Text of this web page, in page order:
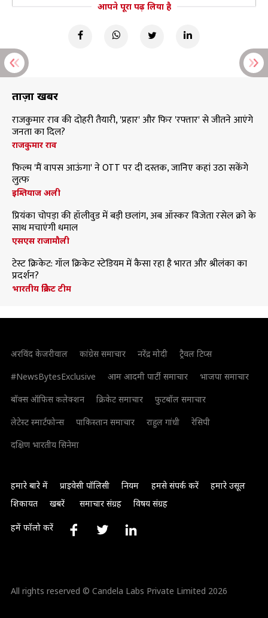
आपने पूरा पढ़ लिया है
ताज़ा खबरें
राजकुमार राव की दोहरी तैयारी, 'प्रहार' और फिर 'रफ्तार' से जीतने आएंगे
जनता का दिल?
राजकुमार राव
फिल्म 'मैं वापस आऊंगा' ने OTT पर दी दस्तक, जानिए कहां उठा सकेंगे
लुत्फ
इम्तियाज अली
प्रियंका चोपड़ा की हॉलीवुड में बड़ी छलांग, अब ऑस्कर विजेता रसेल क्रो के
साथ मचाएंगी धमाल
एसएस राजामौली
टेस्ट क्रिकेट: गॉल क्रिकेट स्टेडियम में कैसा रहा है भारत और श्रीलंका का
प्रदर्शन?
भारतीय क्रिकेट टीम
अरविंद केजरीवाल कांग्रेस समाचार नरेंद्र मोदी
ट्रैवल टिप्स
#NewsBytesExclusive
आम आदमी पार्टी समाचार
भाजपा समाचार
बॉक्स ऑफिस कलेक्शन
क्रिकेट समाचार
फुटबॉल समाचार
लेटेस्ट स्मार्टफोन्स
पाकिस्तान समाचार राहुल गांधी
रेसिपी
दक्षिण भारतीय सिनेमा
हमारे बारे में प्राइवेसी पॉलिसी नियम हमसे संपर्क करें
हमारे उसूल
शिकायत
खबरें समाचार संग्रह विषय संग्रह
हमें फॉलो करें
All rights reserved © Candela Labs Private Limited 2026